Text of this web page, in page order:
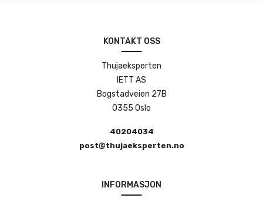
KONTAKT OSS
Thujaeksperten
IETT AS
Bogstadveien 27B
0355 Oslo
40204034
post@thujaeksperten.no
INFORMASJON